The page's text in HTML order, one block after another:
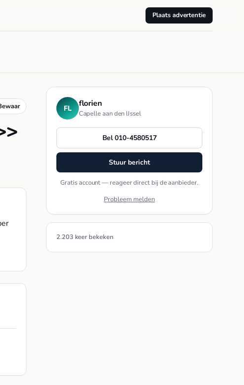
Plaats advertentie
FL florien
Capelle aan den IJssel
Bel 010-4580517
Stuur bericht
Gratis account — reageer direct bij de aanbieder.
Probleem melden
2.203 keer bekeken